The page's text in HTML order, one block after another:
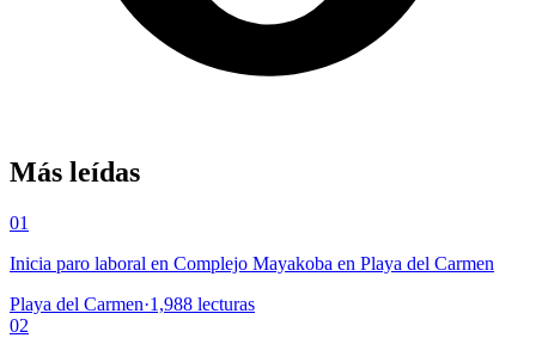
Más leídas
01
Inicia paro laboral en Complejo Mayakoba en Playa del Carmen
Playa del Carmen·1,988 lecturas
02